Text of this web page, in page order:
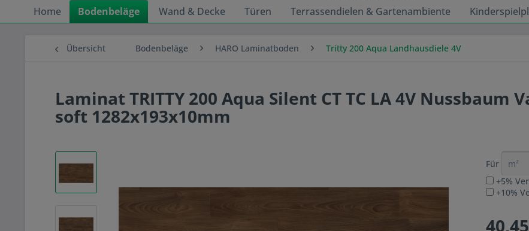
Home Bodenbeläge Wand & Decke Türen Terrassendielen & Gartenambiente
Übersicht Bodenbeläge HARO Laminatboden Tritty 200 Aqua Landhausdiele 4V
Laminat TRITTY 200 Aqua Silent CT TC LA 4V Nussbaum
soft 1282x193x10mm
Für
+5%
+10%